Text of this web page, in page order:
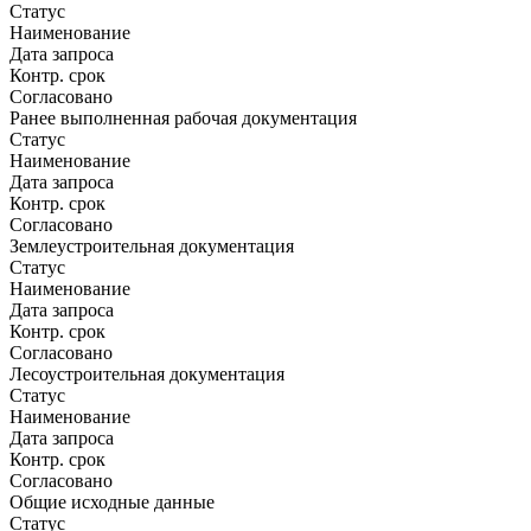
Статус
Наименование
Дата запроса
Контр. срок
Согласовано
Ранее выполненная рабочая документация
Статус
Наименование
Дата запроса
Контр. срок
Согласовано
Землеустроительная документация
Статус
Наименование
Дата запроса
Контр. срок
Согласовано
Лесоустроительная документация
Статус
Наименование
Дата запроса
Контр. срок
Согласовано
Общие исходные данные
Статус